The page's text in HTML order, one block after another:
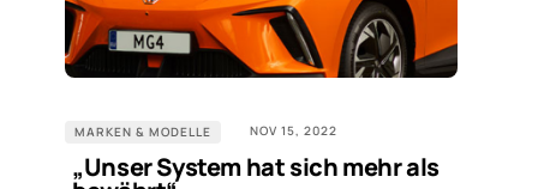
MARKEN & MODELLE NOV 15, 2022
„Unser System hat sich mehr als